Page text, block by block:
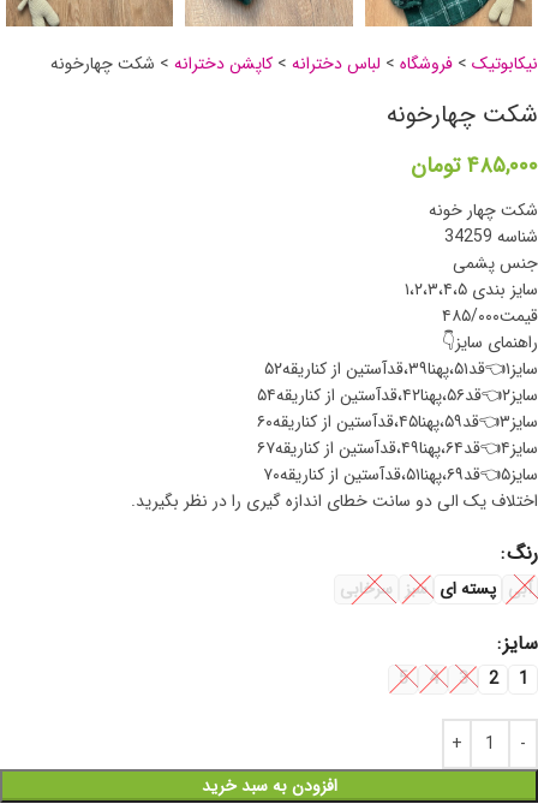
نیکابوتیک > فروشگاه > لباس دخترانه > کاپشن دخترانه > شکت چهارخونه
شکت چهارخونه
۴۸۵,۰۰۰ تومان
شکت چهار خونه
شناسه 34259
جنس پشمی
سایز بندی ۱،۲،۳،۴،۵
قیمت۴۸۵/۰۰۰
راهنمای سایز👇
سایز۱👈قد۵۱،پهنا۳۹،قدآستین از کناریقه۵۲
سایز۲👈قد۵۶،پهنا۴۲،قدآستین از کناریقه۵۴
سایز۳👈قد۵۹،پهنا۴۵،قدآستین از کناریقه۶۰
سایز۴👈قد۶۴،پهنا۴۹،قدآستین از کناریقه۶۷
سایز۵👈قد۶۹،پهنا۵۱،قدآستین از کناریقه۷۰
اختلاف یک الی دو سانت خطای اندازه گیری را در نظر بگیرید.
رنگ
آبی پسته ای سبز سرخابی
سایز
1
2
3
4
5
افزودن به سبد خرید